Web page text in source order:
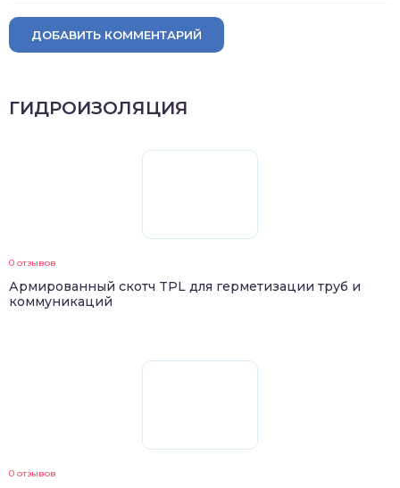
ДОБАВИТЬ КОММЕНТАРИЙ
ГИДРОИЗОЛЯЦИЯ
0 отзывов
Армированный скотч TPL для герметизации труб и
коммуникаций
0 отзывов